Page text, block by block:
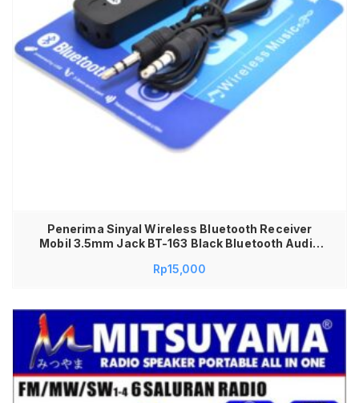
Penerima Sinyal Wireless Bluetooth Receiver
Mobil 3.5mm Jack BT-163 Black Bluetooth Audio
Receiver Mobil Aux 3.5mm Bluetooth Audio
Rp15,000